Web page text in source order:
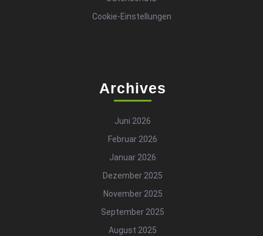
Cookie-Einstellungen
Archives
Juni 2026
Februar 2026
Januar 2026
Dezember 2025
November 2025
September 2025
August 2025